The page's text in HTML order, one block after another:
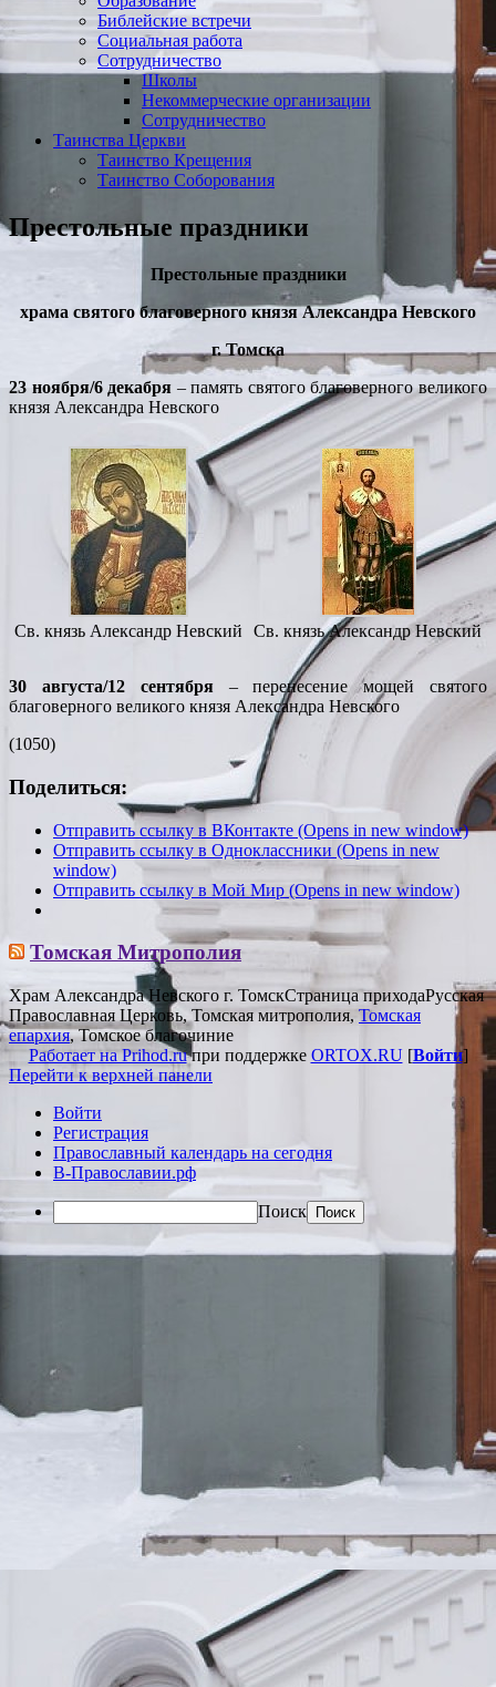
Библейские встречи
Социальная работа
Сотрудничество
Школы
Некоммерческие организации
Сотрудничество
Таинства Церкви
Таинство Крещения
Таинство Соборования
Престольные праздники
Престольные праздники
храма святого благоверного князя Александра Невского
г. Томска
23 ноября/6 декабря – память святого благоверного великого
князя Александра Невского
Св. князь Александр Невский Св. князь Александр Невский
30 августа/12 сентября– перенесение мощей святого
благоверного великого князя Александра Невского
(1050)
Поделиться:
Отправить ссылку в ВКонтакте (Opens in new window)
Отправить ссылку в Одноклассники (Opens in new
window)
Отправить ссылку в Мой Мир (Opens in new window)
Томская Митрополия
Храм Александра Невского г. ТомскСтраница приходаРусская
Православная Церковь, Томская митрополия,Томская
епархия, Томское благочиние
Работает на Prihod.ruпри поддержке ORTOX.RU [Войти]
Перейти к верхней панели
Войти
Регистрация
Православный календарь на сегодня
В-Православии.рф
Поиск